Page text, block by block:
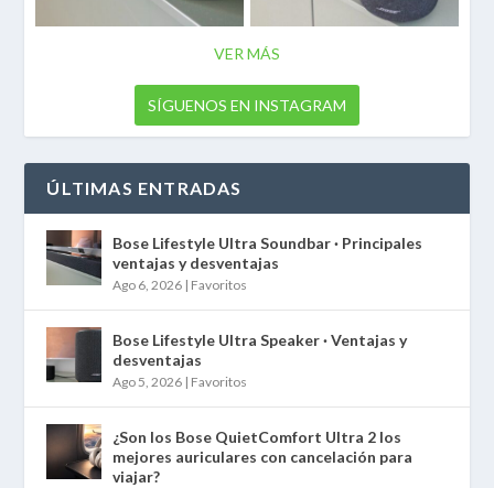
VER MÁS
SÍGUENOS EN INSTAGRAM
ÚLTIMAS ENTRADAS
Bose Lifestyle Ultra Soundbar · Principales
ventajas y desventajas
Ago 6, 2026 | Favoritos
Bose Lifestyle Ultra Speaker · Ventajas y
desventajas
Ago 5, 2026 | Favoritos
¿Son los Bose QuietComfort Ultra 2 los
mejores auriculares con cancelación para
viajar?